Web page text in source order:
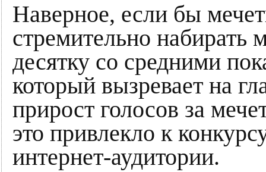
Наверное, если бы
стремительно
десятку со средними
который вызревает на
прирост голосов за
это привлекло к
интернет-аудитории.